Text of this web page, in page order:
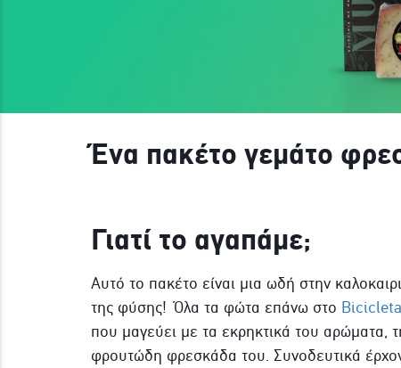
Ένα πακέτο γεμάτο
Γιατί το αγαπάμε;
Αυτό το πακέτο είναι μια ωδή στην
της φύσης! Όλα τα φώτα επάνω στο
που μαγεύει με τα εκρηκτικά του αρώματα,
φρουτώδη φρεσκάδα του. Συνοδευτικά